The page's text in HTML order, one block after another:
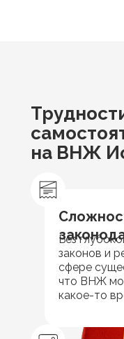
Без
законов и
сфере
что ВНЖ
какое-то
на ВНЖ